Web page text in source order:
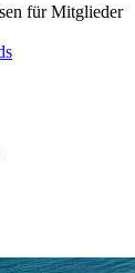
für Mitglieder